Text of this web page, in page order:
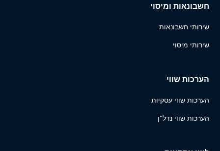
חשבונאות ומיסוי
שירותי חשבונאות
שירותי מיסוי
הערכות שווי
הערכות שווי עסקיות
הערכות שווי נדל"ן